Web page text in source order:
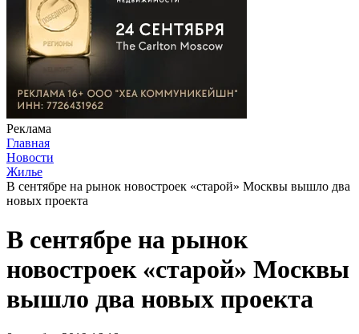
Реклама
Главная
Новости
Жилье
В сентябре на рынок новостроек «старой» Москвы вышло два
новых проекта
В сентябре на рынок
новостроек «старой» Москвы
вышло два новых проекта